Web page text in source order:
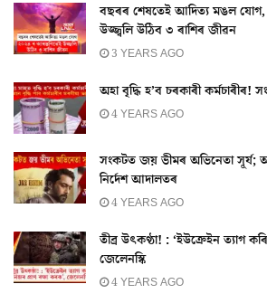
বছৰৰ শেষতেই আদিত্য মঙল যোগ,
উজ্জ্বলি উঠিব ৩ ৰাশিৰ জীৱন
3 YEARS AGO
অহা বৃদ্ধি হ’ব চৰকাৰী কৰ্মচাৰীৰ!
4 YEARS AGO
সংকটত জয় ভীমৰ অভিনেতা
নিৰ্দেশ আদালতৰ
4 YEARS AGO
তীব্ৰ উৎকণ্ঠা! : ‘ইউক্ৰেইন ত্যাগ
জেলেনস্কি
4 YEARS AGO